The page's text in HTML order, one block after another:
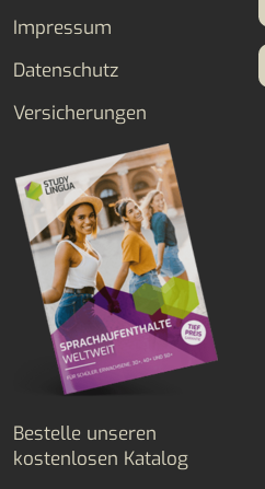
Impressum
Datenschutz
Versicherungen
Bestelle unseren
kostenlosen Katalog